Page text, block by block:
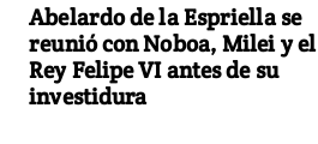
Abelardo de la Espriella se
reunió con Noboa, Milei y el
Rey Felipe VI antes de su
investidura